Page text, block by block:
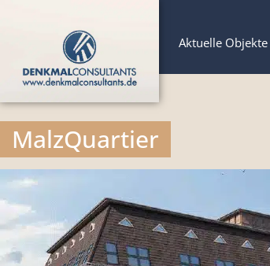
Aktuelle Objekte
MalzQuartier